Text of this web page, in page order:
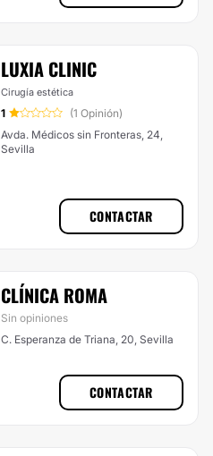
LUXIA CLINIC
Cirugía estética
1
(1 Opinión)
Avda. Médicos sin Fronteras, 24,
Sevilla
CONTACTAR
CLÍNICA ROMA
Sin opiniones
C. Esperanza de Triana, 20, Sevilla
CONTACTAR